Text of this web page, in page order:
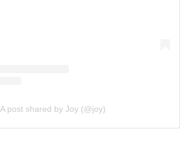
A post shared by Joy (@joy)